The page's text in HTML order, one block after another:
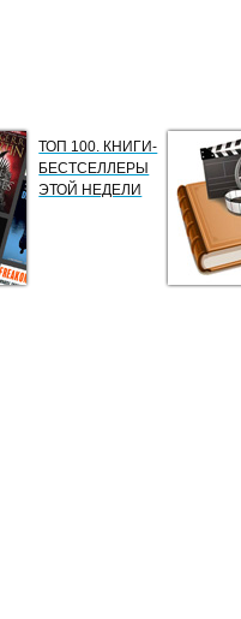
ТОП 100. КНИГИ-
БЕСТСЕЛЛЕРЫ
ЭТОЙ НЕДЕЛИ